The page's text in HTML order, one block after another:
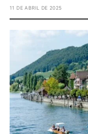
11 DE ABRIL DE 2025